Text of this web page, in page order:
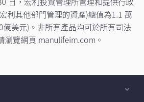
利其他部門管理的資產)總值為1.1 萬
美元)。非所有產品均可於所有司法
瀏覽網頁 manulifeim.com。